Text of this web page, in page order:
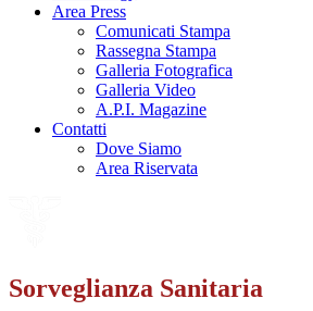
Area Press
Comunicati Stampa
Rassegna Stampa
Galleria Fotografica
Galleria Video
A.P.I. Magazine
Contatti
Dove Siamo
Area Riservata
Sorveglianza Sanitaria